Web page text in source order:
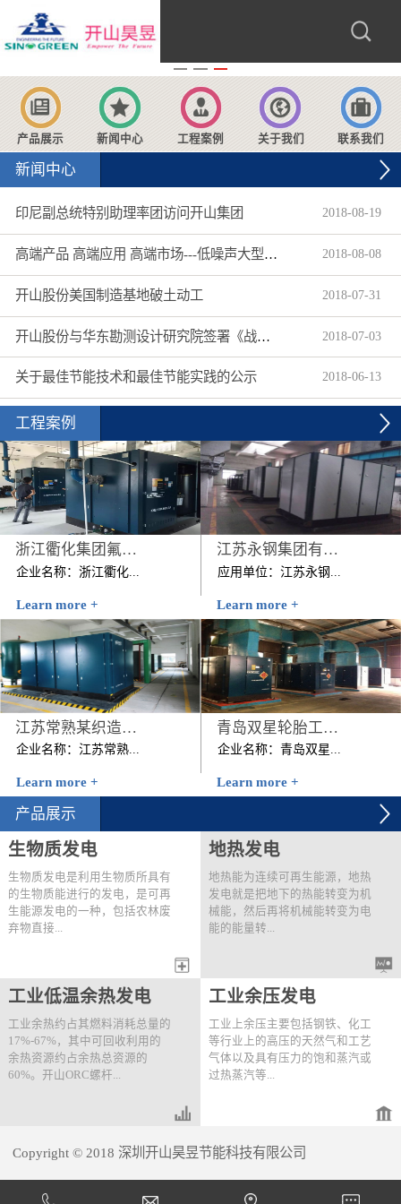
产品展示 新闻中心 工程案例 关于我们 联系我们
新闻中心
印尼副总统特别助理率团访问开山集团 2018-08-19
高端产品 高端应用 高端市场---低噪声大型柴动螺杆空压机获超300万美元海外大订单 2018-08-08
开山股份美国制造基地破土动工 2018-07-31
开山股份与华东勘测设计研究院签署《战略合作协议》 2018-07-03
关于最佳节能技术和最佳节能实践的公示 2018-06-13
工程案例
浙江衢化集团氟化厂压缩空气系统节能改造项目
企业名称：浙江衢化...
节能改造项目建设规模：
1台200KW+1台250KW 技
改内容：2012年7月该...
Learn more +
江苏永钢集团有限公司
应用单位：江苏永钢...
用能情况：该公司原有4
台美国寿力公司的262kW
螺杆空压机，该4台空压
机日均耗电...
Learn more +
江苏常熟某织造有限公司
企业名称：江苏常熟...
2012年6月28日，用能单
位用开山KHE200-41/8两
级压缩螺杆机替换原有
的...
Learn more +
青岛双星轮胎工业有限公司压缩机空气系统节能改造项目
企业名称：青岛双星...
机改造。技改内容：2012
年9月...
Learn more +
产品展示
生物质发电
生物质发电是利用生物质所具有
的生物质能进行的发电，是可再
生能源发电的一种，包括农林废
弃物直接...
燃烧发电、农林废弃物气化发
电、垃圾焚烧发电、垃圾填埋气
直接膨胀发电机组、ORC发电
机组或两者结合的串级机组进行
发电。以下为一个菲律宾生物质
发电站一期的实例：项目地点：
汽；热源2）11...
地热发电
地热能为连续可再生能源，地热
发电就是把地下的热能转变为机
械能，然后再将机械能转变为电
能的能量转...
变过程。开山首先提出了快速高
效的“一井一站®”分布式井口电
技术。该技术为针对一口或距离
较近的多口井量身定做地热利用
解决方案，将热源的利用达到最
大化。同时结合开山高效的串级
工业低温余热发电
工业余热约占其燃料消耗总量的
17%-67%，其中可回收利用的
余热资源约占余热总资源的
60%。开山ORC螺杆...
热水、热油、常压蒸汽、发动机
的缸套水和尾气以及燃气轮机的
尾气进行直接或间接的热量回收
并产生电能。按照取热模式可分
工业余压发电
工业上余压主要包括钢铁、化工
等行业上的高压的天然气和工艺
气体以及具有压力的饱和蒸汽或
过热蒸汽等...
的气体或蒸汽通常通过减压阀将
压力降低到要求值，造成压力能
的浪费。开山直接膨胀螺杆发电
机组可有效将工业余压回收，通
Copyright © 2018 深圳开山昊昱节能科技有限公司